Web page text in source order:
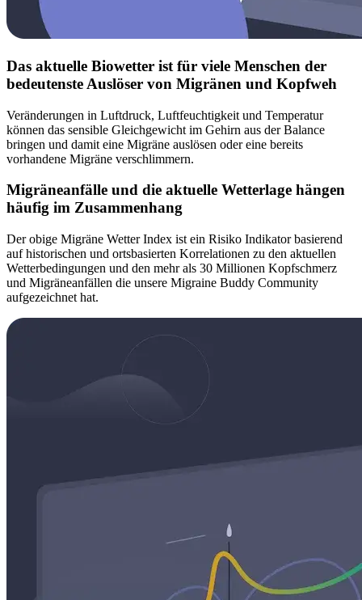
Das aktuelle Biowetter ist für viele Menschen der
bedeutenste Auslöser von Migränen und Kopfweh
Veränderungen in Luftdruck, Luftfeuchtigkeit und Temperatur
können das sensible Gleichgewicht im Gehirn aus der Balance
bringen und damit eine Migräne auslösen oder eine bereits
vorhandene Migräne verschlimmern.
Migräneanfälle und die aktuelle Wetterlage hängen
häufig im Zusammenhang
Der obige Migräne Wetter Index ist ein Risiko Indikator basierend
auf historischen und ortsbasierten Korrelationen zu den aktuellen
Wetterbedingungen und den mehr als 30 Millionen Kopfschmerz
und Migräneanfällen die unsere Migraine Buddy Community
aufgezeichnet hat.